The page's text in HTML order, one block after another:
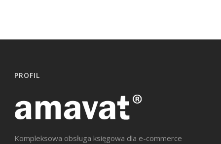
PROFIL
Kompleksowa obsługa księgowa dla e-commerce